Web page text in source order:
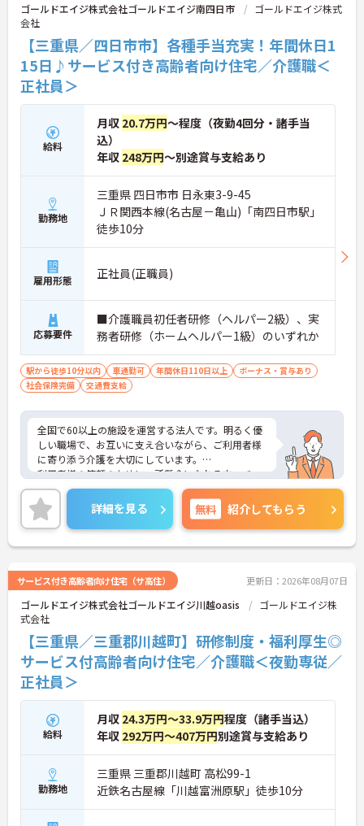
ゴールドエイジ株式会社ゴールドエイジ南四日市
ゴールドエイジ株式
会社
【三重県／四日市市】各種手当充実！年間休日1
15日♪サービス付き高齢者向け住宅／介護職＜
正社員＞
給料
月収 20.7万円～程度（夜勤4回分・諸手当
込）
年収 248万円～別途賞与支給あり
勤務地
三重県 四日市市 日永東3-9-45
ＪＲ関西本線(名古屋－亀山)「南四日市駅」
徒歩10分
雇用形態 正社員(正職員)
応募要件
■介護職員初任者研修（ヘルパー2級）、実
務者研修（ホームヘルパー1級）のいずれか
駅から徒歩10分以内 車通勤可 年間休日110日以上
ボーナス・賞与あり
社会保険完備
交通費支給
全国で60以上の施設を運営する法人です。明るく優
しい職場で、お互いに支え合いながら、ご利用者様
に寄り添う介護を大切にしています。
利用者様の笑顔のために一所懸命になれる方・チー
ム連携を大切に勤務出来る方を歓迎しています。
ご興味ある方には、面接対策ポイントなど、さらに
詳細をお話しいたしますのでお気軽にご相談くださ
い！
詳細を見る 無料 紹介してもらう
サービス付き高齢者向け住宅（サ高住） 更新日：2026年08月07日
ゴールドエイジ株式会社ゴールドエイジ川越oasis
ゴールドエイジ株
式会社
【三重県／三重郡川越町】研修制度・福利厚生◎
サービス付高齢者向け住宅／介護職＜夜勤専従／
正社員＞
給料
月収 24.3万円～33.9万円程度（諸手当込）
年収 292万円～407万円別途賞与支給あり
勤務地
三重県 三重郡川越町 高松99-1
近鉄名古屋線「川越富洲原駅」徒歩10分